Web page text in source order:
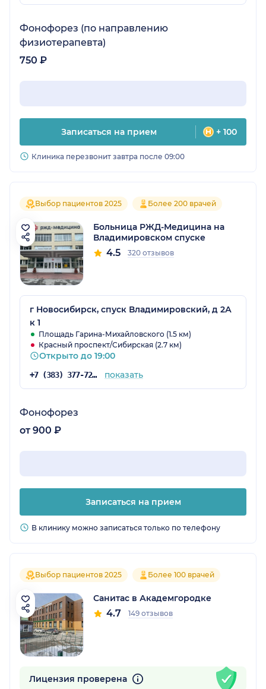
Фонофорез (по направлению
физиотерапевта)
750 ₽
Записаться на прием + 100
Клиника перезвонит завтра после 09:00
Выбор пациентов 2025 Более 200 врачей
Больница РЖД-Медицина на
Владимировском спуске
4.5 320 отзывов
г Новосибирск, спуск Владимировский, д 2А
к 1
Площадь Гарина-Михайловского (1.5 км)
Красный проспект/Сибирская (2.7 км)
Открыто до 19:00
+7 (383) 377-72-59 показать
Фонофорез
от 900 ₽
Записаться на прием
В клинику можно записаться только по телефону
Выбор пациентов 2025 Более 100 врачей
Санитас в Академгородке
4.7 149 отзывов
Лицензия проверена